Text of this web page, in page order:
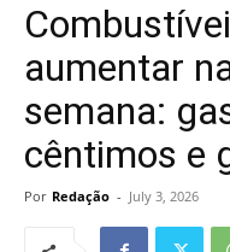
aumentar
semana:
cêntimos e
Por Redação - July 3, 2026